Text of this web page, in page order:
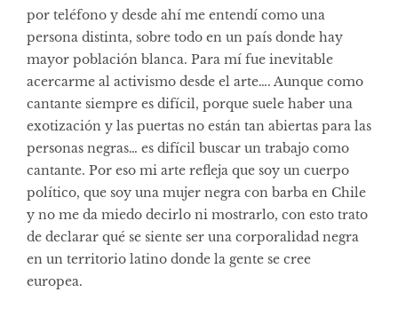
por teléfono y desde ahí me entendí como una
persona distinta, sobre todo en un país donde hay
mayor población blanca. Para mí fue inevitable
acercarme al activismo desde el arte…. Aunque como
cantante siempre es difícil, porque suele haber una
exotización y las puertas no están tan abiertas para las
personas negras… es difícil buscar un trabajo como
cantante. Por eso mi arte refleja que soy un cuerpo
político, que soy una mujer negra con barba en Chile
y no me da miedo decirlo ni mostrarlo, con esto trato
de declarar qué se siente ser una corporalidad negra
en un territorio latino donde la gente se cree
europea.